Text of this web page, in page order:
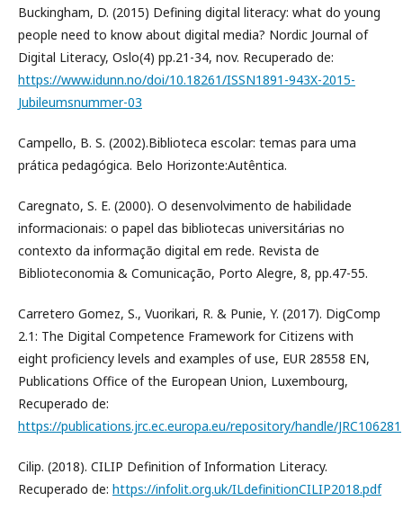
Buckingham, D. (2015) Defining digital literacy: what do young
people need to know about digital media? Nordic Journal of
Digital Literacy, Oslo(4) pp.21-34, nov. Recuperado de:
https://www.idunn.no/doi/10.18261/ISSN1891-943X-2015-
Jubileumsnummer-03
Campello, B. S. (2002).Biblioteca escolar: temas para uma
prática pedagógica. Belo Horizonte:Autêntica.
Caregnato, S. E. (2000). O desenvolvimento de habilidade
informacionais: o papel das bibliotecas universitárias no
contexto da informação digital em rede. Revista de
Biblioteconomia & Comunicação, Porto Alegre, 8, pp.47-55.
Carretero Gomez, S., Vuorikari, R. & Punie, Y. (2017). DigComp
2.1: The Digital Competence Framework for Citizens with
eight proficiency levels and examples of use, EUR 28558 EN,
Publications Office of the European Union, Luxembourg,
Recuperado de:
https://publications.jrc.ec.europa.eu/repository/handle/JRC106281
Cilip. (2018). CILIP Definition of Information Literacy.
Recuperado de: https://infolit.org.uk/ILdefinitionCILIP2018.pdf